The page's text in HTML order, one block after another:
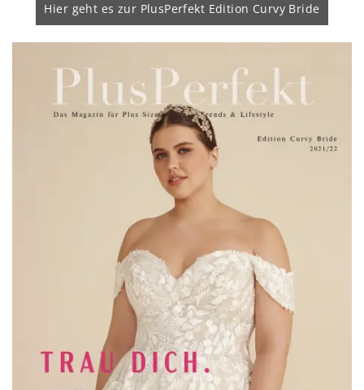
Hier geht es zur PlusPerfekt Edition Curvy Bride